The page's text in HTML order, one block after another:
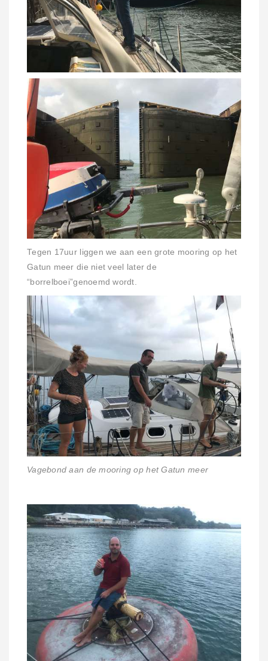
Tegen 17uur liggen we aan een grote mooring op het
Gatun meer die niet veel later de
“borrelboei”genoemd wordt.
Vagebond aan de mooring op het Gatun meer